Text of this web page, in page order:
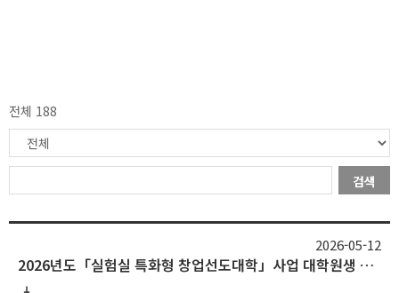
전체 188
검색
2026년도「실험실 특화형 창업선도대학」사업 대학원생 창업동아리(하반기) 모집 안내
2026-05-12